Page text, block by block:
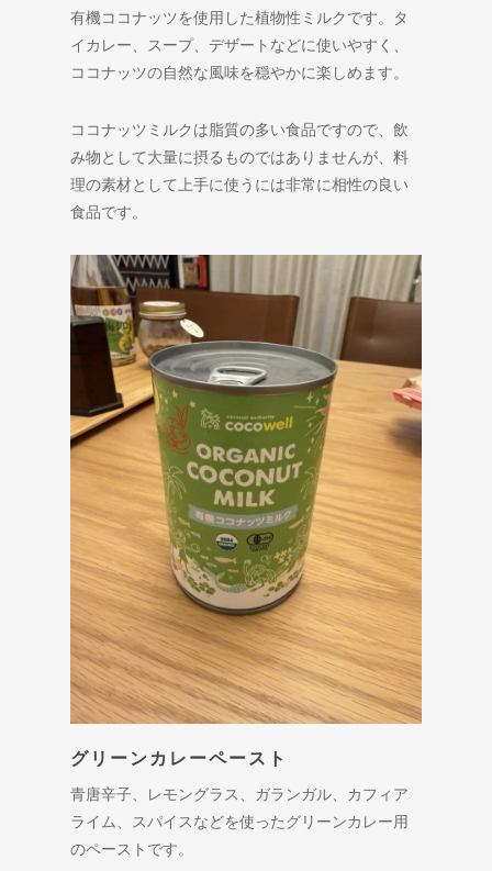
有機ココナッツを使用した植物性ミルクです。タ
イカレー、スープ、デザートなどに使いやすく、
ココナッツの自然な風味を穏やかに楽しめます。
ココナッツミルクは脂質の多い食品ですので、飲
み物として大量に摂るものではありませんが、料
理の素材として上手に使うには非常に相性の良い
食品です。
グリーンカレーペースト
青唐辛子、レモングラス、ガランガル、カフィア
ライム、スパイスなどを使ったグリーンカレー用
のペーストです。